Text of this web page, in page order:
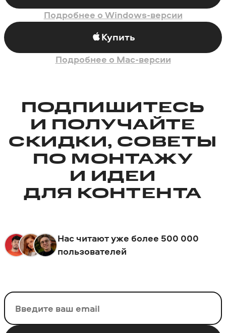
Подробнее о Windows-версии
Купить
Подробнее о Mac-версии
ПОДПИШИТЕСЬ
И ПОЛУЧАЙТЕ
СКИДКИ, СОВЕТЫ
ПО МОНТАЖУ
И ИДЕИ
ДЛЯ КОНТЕНТА
Нас читают уже более 500 000
пользователей
Ваш email